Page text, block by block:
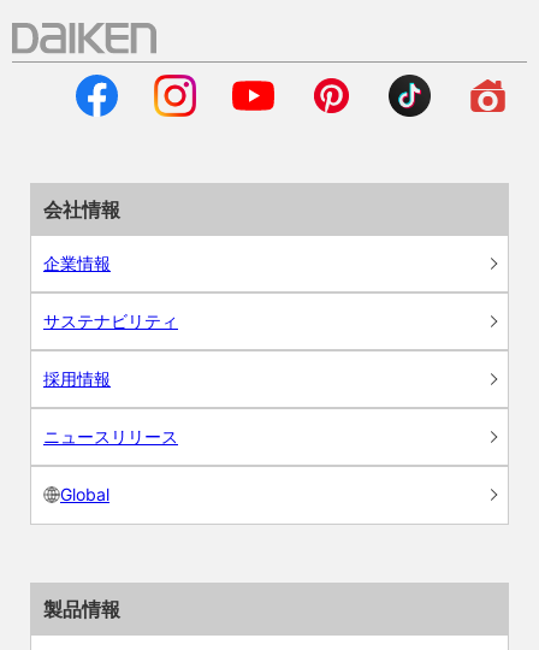
会社情報
企業情報
サステナビリティ
採用情報
ニュースリリース
Global
製品情報